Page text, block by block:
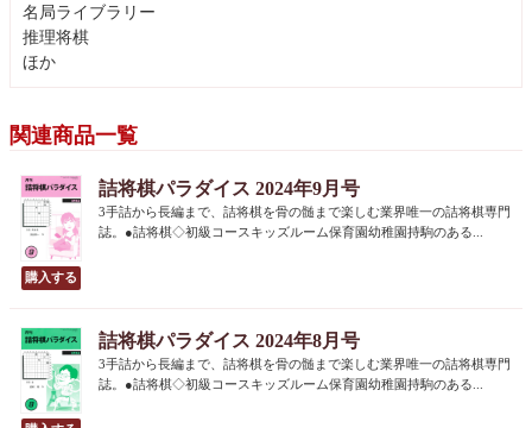
名局ライブラリー
推理将棋
ほか
関連商品一覧
詰将棋パラダイス 2024年9月号
3手詰から長編まで、詰将棋を骨の髄まで楽しむ業界唯一の詰将棋専門
誌。●詰将棋◇初級コースキッズルーム保育園幼稚園持駒のある...
詰将棋パラダイス 2024年8月号
3手詰から長編まで、詰将棋を骨の髄まで楽しむ業界唯一の詰将棋専門
誌。●詰将棋◇初級コースキッズルーム保育園幼稚園持駒のある...